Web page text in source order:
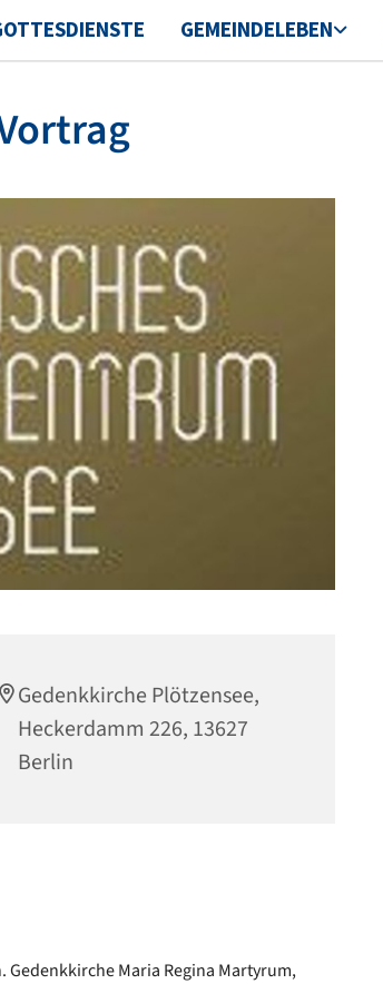
GEMEINDELEBEN
Gedenkkirche Plötzensee,
Heckerdamm 226, 13627
Berlin
Gedenkkirche Maria Regina Martyrum,